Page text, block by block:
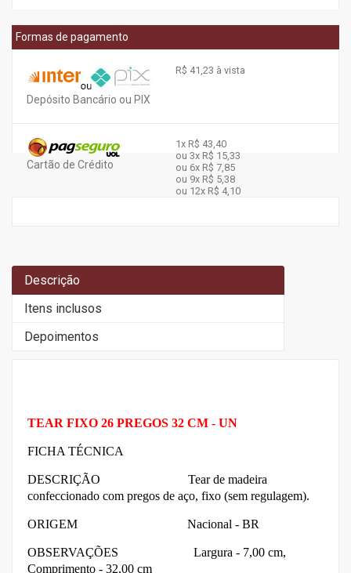
Formas de pagamento
Depósito Bancário ou PIX
R$ 41,23 à vista
Cartão de Crédito
1x R$ 43,40
ou 3x R$ 15,33
ou 6x R$ 7,85
ou 9x R$ 5,38
ou 12x R$ 4,10
Descrição
Itens inclusos
Depoimentos
TEAR FIXO 26 PREGOS 32 CM - UN
FICHA TÉCNICA
DESCRIÇÃO Tear de madeira
confeccionado com pregos de aço, fixo (sem regulagem).
ORIGEM Nacional - BR
OBSERVAÇÕES Largura - 7,00 cm,
Comprimento - 32,00 cm